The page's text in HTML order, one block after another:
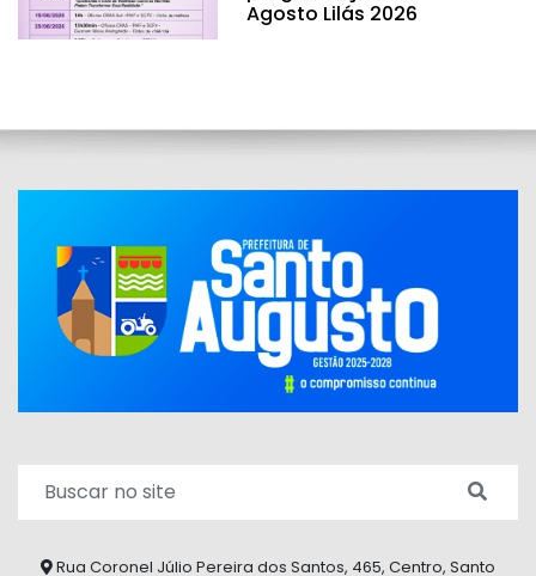
Agosto Lilás 2026
Rua Coronel Júlio Pereira dos Santos, 465, Centro, Santo